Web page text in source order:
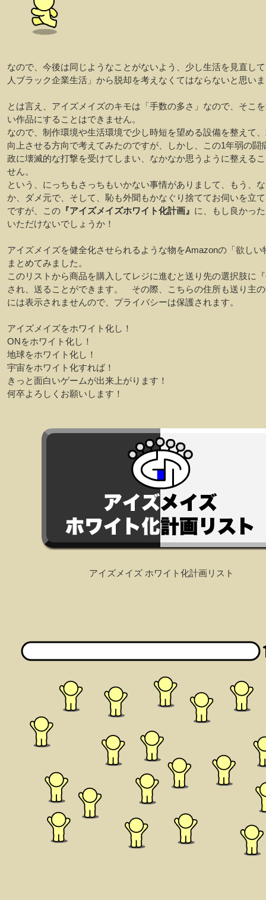
なので、今後は同じようなことがないよう、少し生活を見直し
人ブラック企業生活」から脱却を考えなくてはならないと思い
とは言え、アイズメイズのキモは「手数の多さ」なので、そこ
い作品にすることはできません。
なので、制作環境や生活環境で少し時短を望める設備を整えて
向上させる方向で考えてみたのですが、しかし、この1年弱の闘
政に壊滅的な打撃を受けてしまい、なかなか思うように整える
せん。
という、にっちもさっちもいかない事情がありまして、もう、
か、ダメ元で、そして、恥も外聞もかなぐり捨ててお伺いを立
ですが、この 『アイズメイズホワイト化計画』 に、もし良かっ
いただけないでしょうか！
アイズメイズを健全化させられるような物をAmazonの「欲しい
まとめてみました。
このリストから商品を購入してレジに進むと送り先の選択肢に
され、送ることができます。 その際、こちらの住所も送り主
には表示されませんので、プライバシーは保護されます。
アイズメイズをホワイト化し！
ONをホワイト化し！
地球をホワイト化し！
宇宙をホワイト化すれば！
きっと面白いゲームが出来上がります！
何卒よろしくお願いします！
アイズメイズ ホワイト化計画リスト